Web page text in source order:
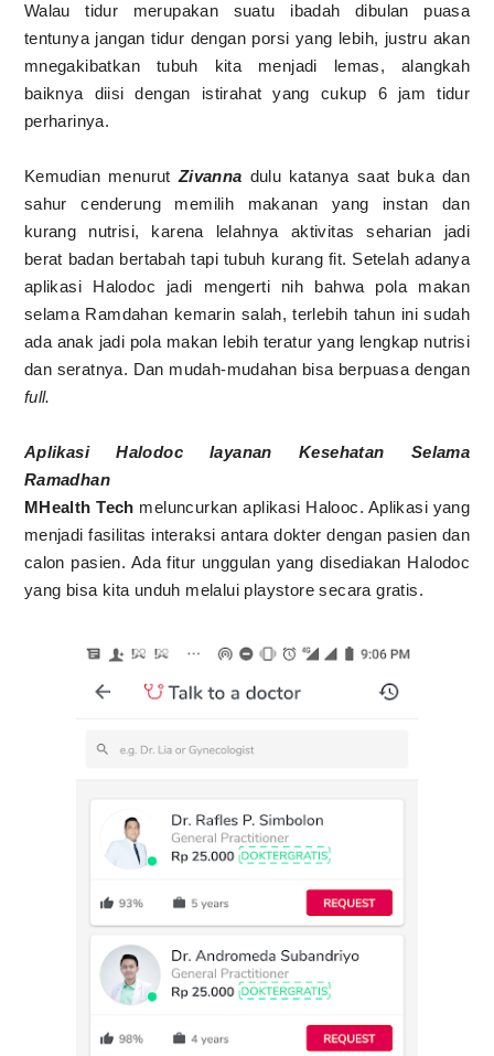
Walau tidur merupakan suatu ibadah dibulan puasa
tentunya jangan tidur dengan porsi yang lebih, justru akan
mnegakibatkan tubuh kita menjadi lemas, alangkah
baiknya diisi dengan istirahat yang cukup 6 jam tidur
perharinya.
Kemudian menurut Zivanna dulu katanya saat buka dan
sahur cenderung memilih makanan yang instan dan
kurang nutrisi, karena lelahnya aktivitas seharian jadi
berat badan bertabah tapi tubuh kurang fit. Setelah adanya
aplikasi Halodoc jadi mengerti nih bahwa pola makan
selama Ramdahan kemarin salah, terlebih tahun ini sudah
ada anak jadi pola makan lebih teratur yang lengkap nutrisi
dan seratnya. Dan mudah-mudahan bisa berpuasa dengan
full.
Aplikasi Halodoc layanan Kesehatan Selama
Ramadhan
MHealth Tech meluncurkan aplikasi Halooc. Aplikasi yang
menjadi fasilitas interaksi antara dokter dengan pasien dan
calon pasien. Ada fitur unggulan yang disediakan Halodoc
yang bisa kita unduh melalui playstore secara gratis.